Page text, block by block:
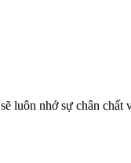
luôn nhớ sự chân